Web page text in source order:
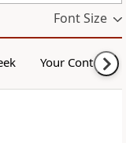
Font Size
Your Content